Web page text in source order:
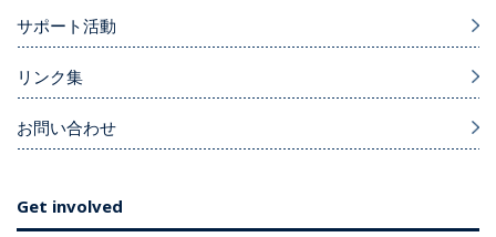
サポート活動
リンク集
お問い合わせ
Get involved